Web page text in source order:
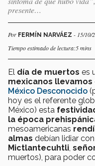
presente…
Por FERMÍN NARVÁEZ - 15/10/
Tiempo estimado de lectura:5 mins
El día de muertos es
mexicanos llevamos
México Desconocido
hoy es el referente
México) esta
la época
mesoamericanas
almas debían lidiar con
Mictlantecuhtli
muertos), para poder